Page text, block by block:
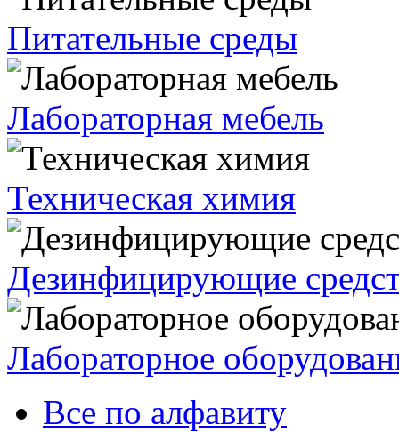
Питательные среды
Лабораторная мебель
Техническая химия
Дезинфицирующие
Лабораторное
Все по алфавиту